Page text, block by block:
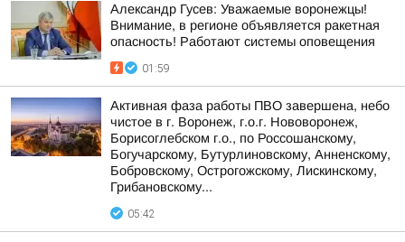
Александр Гусев: Уважаемые воронежцы!
Внимание, в регионе объявляется ракетная
опасность! Работают системы оповещения
01:59
Активная фаза работы ПВО завершена, небо
чистое в г. Воронеж, г.о.г. Нововоронеж,
Борисоглебском г.о., по Россошанскому,
Богучарскому, Бутурлиновскому, Анненскому,
Бобровскому, Острогожскому, Лискинскому,
Грибановскому...
05:42